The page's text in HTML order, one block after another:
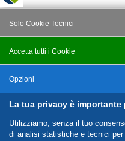
La tua privacy è importante
Utilizziamo, senza il tuo
di analisi statistiche e tecnici
Accetta tutti i Cookie
Solo Cookie Tecnici
Salva
Opzioni
Nascondi Opzioni